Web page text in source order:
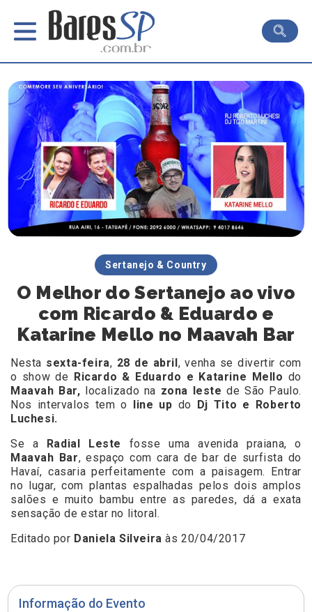
Informação do Evento
Sertanejo & Country
O Melhor do Sertanejo ao vivo
com Ricardo & Eduardo e
Katarine Mello no Maavah Bar
Nesta sexta-feira, 28 de abril , venha se divertir com
o show de Ricardo & Eduardo e Katarine Mello do
Maavah Bar,
localizado na zona lestede São Paulo.
Nos intervalos tem o
line up do
Dj Tito e Roberto
Luchesi.
Se a
Radial Leste
fosse uma avenida praiana, o
Maavah Bar, espaço com cara de bar de surfista do
Havaí, casaria perfeitamente com a paisagem. Entrar
no lugar, com plantas espalhadas pelos dois amplos
salões e muito bambu entre as paredes, dá a exata
sensação de estar no litoral.
Editado por Daniela Silveira às 20/04/2017